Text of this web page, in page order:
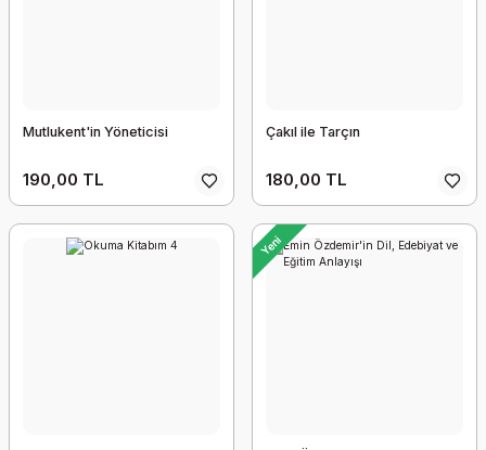
Mutlukent'in Yöneticisi
190,00 TL
Çakıl ile Tarçın
180,00 TL
Yeni